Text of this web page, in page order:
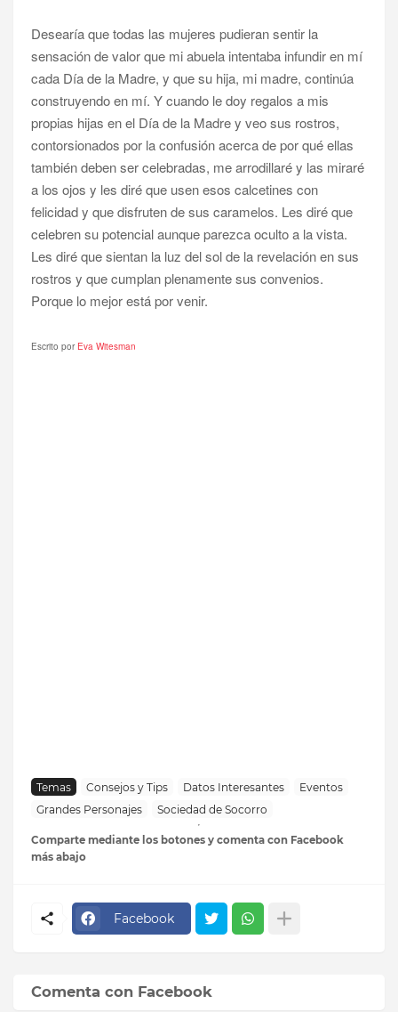
Desearía que todas las mujeres pudieran sentir la
sensación de valor que mi abuela intentaba infundir en mí
cada Día de la Madre, y que su hija, mi madre, continúa
construyendo en mí. Y cuando le doy regalos a mis
propias hijas en el Día de la Madre y veo sus rostros,
contorsionados por la confusión acerca de por qué ellas
también deben ser celebradas, me arrodillaré y las miraré
a los ojos y les diré que usen esos calcetines con
felicidad y que disfruten de sus caramelos. Les diré que
celebren su potencial aunque parezca oculto a la vista.
Les diré que sientan la luz del sol de la revelación en sus
rostros y que cumplan plenamente sus convenios.
Porque lo mejor está por venir.
Escrito por Eva Witesman
Temas Consejos y Tips Datos Interesantes
Eventos
Grandes Personajes
Sociedad de Socorro
Comparte mediante los botones y comenta con Facebook
más abajo
Facebook
Comenta con Facebook